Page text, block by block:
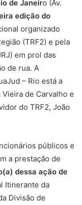
de Janeiro (Av.
edição do
organizado
(TRF2) e pela
em prol das
de rua. A
– Rio está a
de Carvalho e
do TRF2, João
públicos e
a prestação de
dessa ação de
Itinerante da
Divisão de